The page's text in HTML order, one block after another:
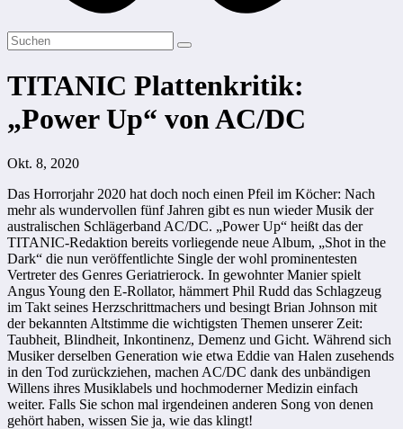
TITANIC Plattenkritik:
„Power Up“ von AC/DC
Okt. 8, 2020
Das Horrorjahr 2020 hat doch noch einen Pfeil im Köcher: Nach
mehr als wundervollen fünf Jahren gibt es nun wieder Musik der
australischen Schlägerband AC/DC. „Power Up“ heißt das der
TITANIC-Redaktion bereits vorliegende neue Album, „Shot in the
Dark“ die nun veröffentlichte Single der wohl prominentesten
Vertreter des Genres Geriatrierock. In gewohnter Manier spielt
Angus Young den E-Rollator, hämmert Phil Rudd das Schlagzeug
im Takt seines Herzschrittmachers und besingt Brian Johnson mit
der bekannten Altstimme die wichtigsten Themen unserer Zeit:
Taubheit, Blindheit, Inkontinenz, Demenz und Gicht. Während sich
Musiker derselben Generation wie etwa Eddie van Halen zusehends
in den Tod zurückziehen, machen AC/DC dank des unbändigen
Willens ihres Musiklabels und hochmoderner Medizin einfach
weiter. Falls Sie schon mal irgendeinen anderen Song von denen
gehört haben, wissen Sie ja, wie das klingt!